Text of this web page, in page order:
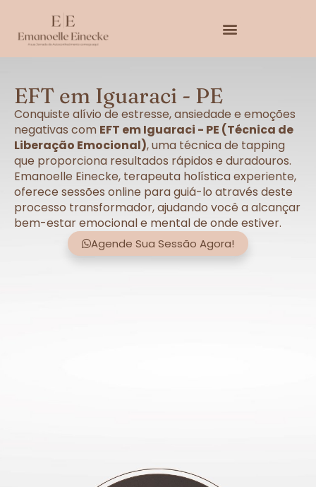
EFT em Iguaraci - PE
Conquiste alívio de estresse, ansiedade e emoções
negativas com EFT em Iguaraci - PE (Técnica de
Liberação Emocional), uma técnica de tapping
que proporciona resultados rápidos e duradouros.
Emanoelle Einecke, terapeuta holística experiente,
oferece sessões online para guiá-lo através deste
processo transformador, ajudando você a alcançar
bem-estar emocional e mental de onde estiver.
Agende Sua Sessão Agora!